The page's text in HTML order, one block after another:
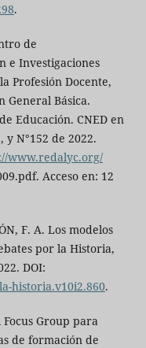
.
de
e Investigaciones
Profesión Docente,
General Básica.
Educación. CNED en
y N°152 de 2022.
www.redalyc.org/
Acceso en: 12
F. A. Los modelos
por la Historia,
DOI:
historia.v10i2.860.
Focus Group para
de formación de